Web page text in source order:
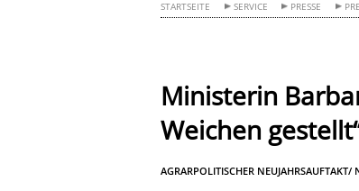
STARTSEITE SERVICE PRESSE
Ministerin
Weichen
AGRARPOLITISCHER